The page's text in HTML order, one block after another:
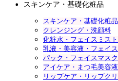
スキンケア・基礎化粧品
スキンケア・基礎化粧
クレンジング・洗顔料
化粧水・フェイスミス
乳液・美容液・フェイ
パック・フェイスマスク
アイケア・まつ毛美容液
リップケア・リップク